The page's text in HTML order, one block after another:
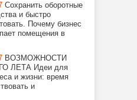
Сохранить оборотные
и быстро
Почему бизнес
помещения в
ВОЗМОЖНОСТИ
ЛЕТА Идеи для
и жизни: время
и